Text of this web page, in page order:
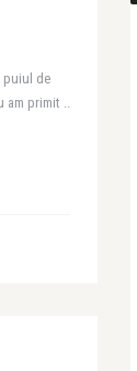
puiul de
am primit ..